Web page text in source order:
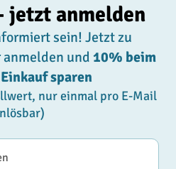
jetzt anmelden
sein! Jetzt zu
und 10% beim
sparen
nur einmal pro E-Mail